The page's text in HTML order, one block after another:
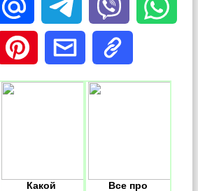
Какой
Все про